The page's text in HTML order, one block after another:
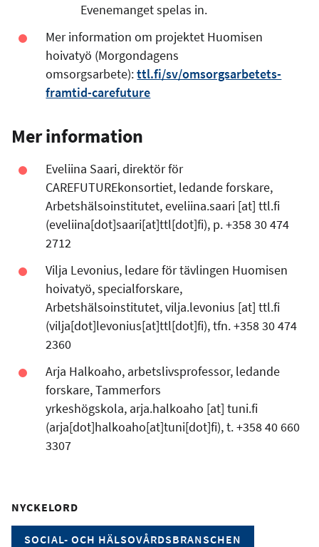
Evenemanget spelas in.
Mer information om projektet Huomisen
hoivatyö (Morgondagens
omsorgsarbete):ttl.fi/sv/omsorgsarbetets-
framtid-carefuture
Mer information
Eveliina Saari, direktör för
CAREFUTUREkonsortiet, ledande forskare,
Arbetshälsoinstitutet,eveliina.saari [at]ttl.fi
(eveliina[dot]saari[at]ttl[dot]fi), p. +358 30 474
2712
Vilja Levonius, ledare för tävlingen Huomisen
hoivatyö, specialforskare,
Arbetshälsoinstitutet,vilja.levonius [at]ttl.fi
(vilja[dot]levonius[at]ttl[dot]fi), tfn. +358 30 474
2360
Arja Halkoaho, arbetslivsprofessor, ledande
forskare, Tammerfors
yrkeshögskola, arja.halkoaho [at]tuni.fi
(arja[dot]halkoaho[at]tuni[dot]fi), t. +358 40 660
3307
NYCKELORD
SOCIAL- OCH HÄLSOVÅRDSBRANSCHEN